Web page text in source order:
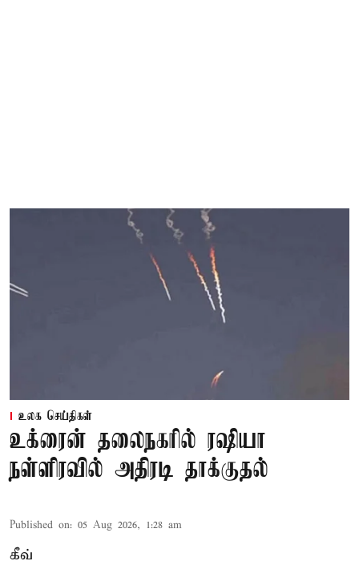
உலக செய்திகள்
உக்ரைன் தலைநகரில் ரஷியா
நள்ளிரவில் அதிரடி தாக்குதல்
Published on: 05 Aug 2026, 1:28 am
கீவ்